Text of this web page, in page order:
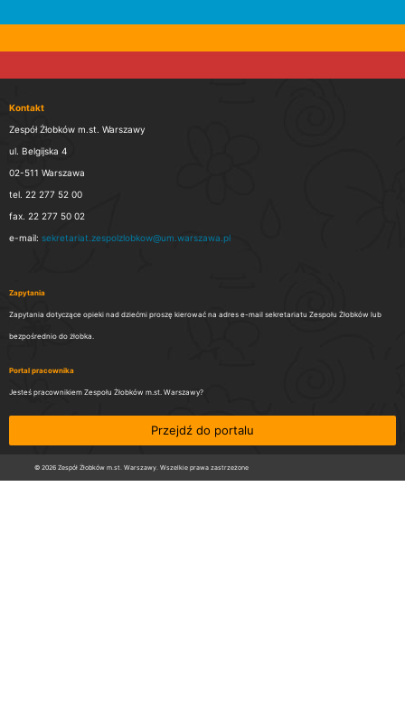
Kontakt
Zespół Żłobków m.st. Warszawy
ul. Belgijska 4
02-511 Warszawa
tel. 22 277 52 00
fax. 22 277 50 02
e-mail: sekretariat.zespolzlobkow@um.warszawa.pl
Zapytania
Zapytania dotyczące opieki nad dziećmi proszę kierować na adres e-mail sekretariatu Zespołu Żłobków lub
bezpośrednio do żłobka.
Portal pracownika
Jesteś pracownikiem Zespołu Żłobków m.st. Warszawy?
Przejdź do portalu
© 2026 Zespół Żłobków m.st. Warszawy. Wszelkie prawa zastrzeżone